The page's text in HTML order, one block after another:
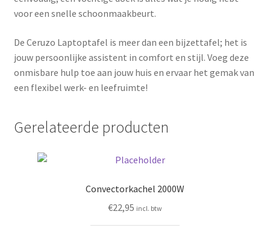
voor een snelle schoonmaakbeurt.
De Ceruzo Laptoptafel is meer dan een bijzettafel; het is
jouw persoonlijke assistent in comfort en stijl. Voeg deze
onmisbare hulp toe aan jouw huis en ervaar het gemak van
een flexibel werk- en leefruimte!
Gerelateerde producten
Convectorkachel 2000W
€22,95 incl. btw